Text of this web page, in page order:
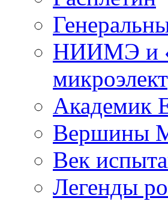
НИИМЭ и
Академик
Вершины
Век
Легенды